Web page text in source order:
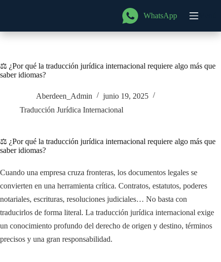
WhatsApp
⚖️ ¿Por qué la traducción jurídica internacional requiere algo más que
saber idiomas?
Aberdeen_Admin
junio 19, 2025
Traducción Jurídica Internacional
⚖️ ¿Por qué la traducción jurídica internacional requiere algo más que
saber idiomas?
Cuando una empresa cruza fronteras, los documentos legales se
convierten en una herramienta crítica. Contratos, estatutos, poderes
notariales, escrituras, resoluciones judiciales… No basta con
traducirlos de forma literal. La traducción jurídica internacional exige
un conocimiento profundo del derecho de origen y destino, términos
precisos y una gran responsabilidad.